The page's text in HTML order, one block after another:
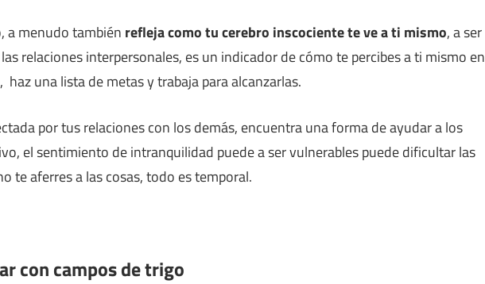
a menudo también refleja como tu cerebro inscociente te ve a ti mismo, a ser
relaciones interpersonales, es un indicador de cómo te percibes a ti mismo en
una lista de metas y trabaja para alcanzarlas.
por tus relaciones con los demás, encuentra una forma de ayudar a los
el sentimiento de intranquilidad puede a ser vulnerables puede dificultar las
te aferres a las cosas, todo es temporal.
con campos de trigo